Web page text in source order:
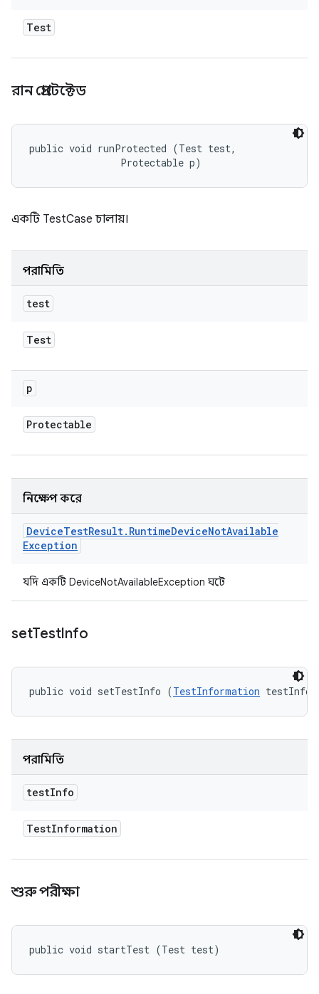
Test
রান প্রোটেক্টেড
public void runProtected (Test test,
                Protectable p)
একটি TestCase চালায়।
পরামিতি
test
Test
p
Protectable
নিক্ষেপ করে
DeviceTestResult. RuntimeDeviceNotAvailable
Exception
যদি একটি DeviceNotAvailableException ঘটে
setTestInfo
public void setTestInfo (TestInformation testInfo)
পরামিতি
testInfo
TestInformation
শুরু পরীক্ষা
public void startTest (Test test)